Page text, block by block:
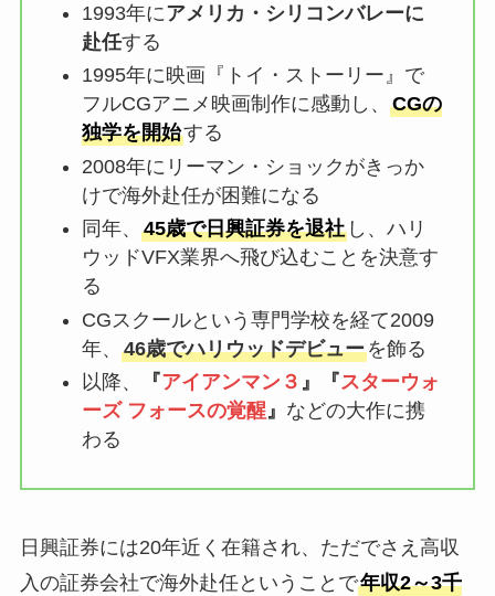
1993年にアメリカ・シリコンバレーに
赴任する
1995年に映画『トイ・ストーリー』で
フルCGアニメ映画制作に感動し、 CGの
独学を開始する
2008年にリーマン・ショックがきっか
けで海外赴任が困難になる
同年、 45歳で日興証券を退社し、ハリ
ウッドVFX業界へ飛び込むことを決意す
る
CGスクールという専門学校を経て2009
年、 46歳でハリウッドデビューを飾る
以降、
『アイアンマン３ 』『スターウォ
ーズ フォースの覚醒』 などの大作に携
わる
日興証券には20年近く在籍され、ただでさえ高収
入の証券会社で海外赴任ということで年収2～3千